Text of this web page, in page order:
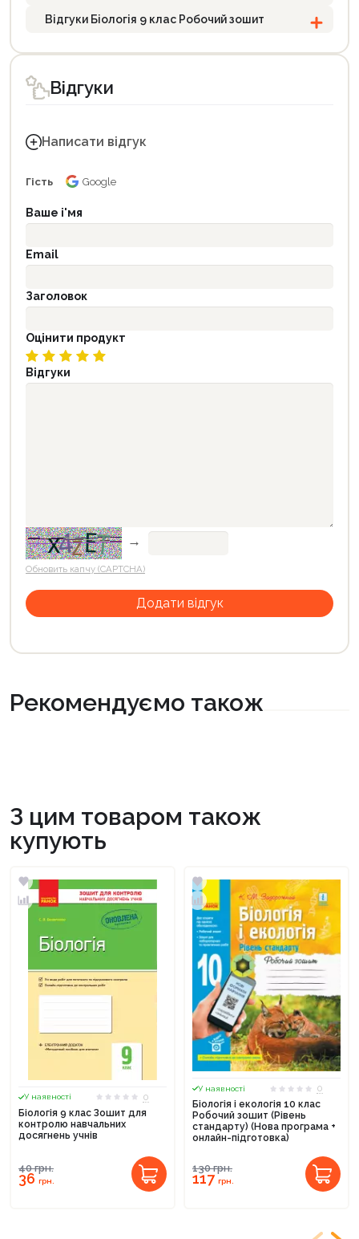
Відгуки Біологія 9 клас Робочий зошит
Відгуки
Написати відгук
Гість Google
Ваше і'мя
Email
Заголовок
Оцінити продукт
Відгуки
→
Обновить капчу (CAPTCHA)
Рекомендуємо також
З цим товаром також
купують
У наявності
0
Біологія 9 клас Зошит для
контролю навчальних
досягнень учнів
40грн.
36 грн.
У наявності
0
Біологія і екологія 10 клас
Робочий зошит (Рівень
стандарту) (Нова програма +
онлайн-підготовка)
130грн.
117грн.